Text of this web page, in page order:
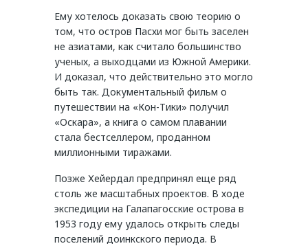
Ему хотелось доказать свою теорию о
том, что остров Пасхи мог быть заселен
не азиатами, как считало большинство
ученых, а выходцами из Южной Америки.
И доказал, что действительно это могло
быть так. Документальный фильм о
путешествии на «Кон-Тики» получил
«Оскара», а книга о самом плавании
стала бестселлером, проданном
миллионными тиражами.
Позже Хейердал предпринял еще ряд
столь же масштабных проектов. В ходе
экспедиции на Галапагосские острова в
1953 году ему удалось открыть следы
поселений доинкского периода. В